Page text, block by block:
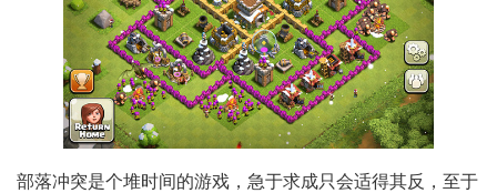
部落冲突是个堆时间的游戏，急于求成只会适得其反，至于